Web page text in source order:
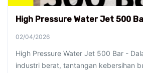
High Pressure Water Jet 500
02/04/2026
High Pressure Water Jet 500 Bar -
industri berat, tantangan kebersihan